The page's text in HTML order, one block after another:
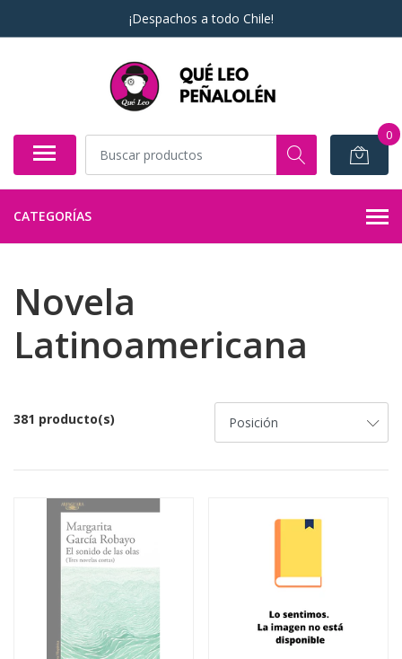
¡Despachos a todo Chile!
0
CATEGORÍAS
Novela
Latinoamericana
381 producto(s)